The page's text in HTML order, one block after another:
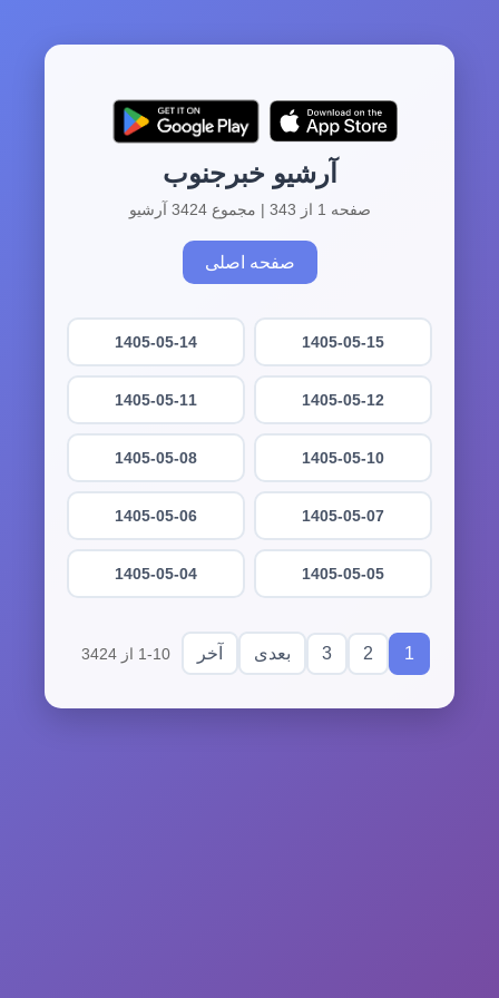
آرشیو خبرجنوب
صفحه 1 از 343 | مجموع 3424 آرشیو
صفحه اصلی
1405-05-15
1405-05-14
1405-05-12
1405-05-11
1405-05-10
1405-05-08
1405-05-07
1405-05-06
1405-05-05
1405-05-04
1
2
3 بعدی آخر 1-10 از 3424